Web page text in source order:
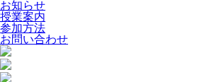
お知らせ
授業案内
参加方法
お問い合わせ